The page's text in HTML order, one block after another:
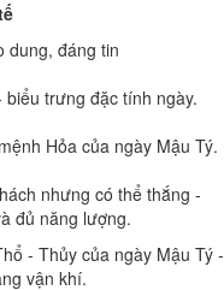
dung, đáng tin
biểu trưng đặc tính ngày.
Hỏa của ngày Mậu Tý.
nhưng có thể thắng -
đủ năng lượng.
- Thủy của ngày Mậu Tý -
vận khí.